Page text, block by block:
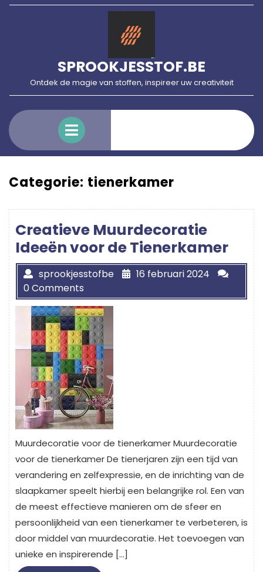
Skip
SPROOKJESSTOF.BE
Ontdek de magie van stoffen, inspireer uw creativiteit
Menu
Categorie: tienerkamer
Creatieve Muurdecoratie
Ideeën voor de Tienerkamer
sprookjesstofbe
16 februari 2024
0 Comments
Muurdecoratie voor de tienerkamer Muurdecoratie
voor de tienerkamer De tienerjaren zijn een tijd van
verandering en zelfexpressie, en de inrichting van de
slaapkamer speelt hierbij een belangrijke rol. Een van
de meest effectieve manieren om de sfeer en
persoonlijkheid van een tienerkamer te verbeteren, is
door middel van muurdecoratie. Het toevoegen van
unieke en inspirerende […]